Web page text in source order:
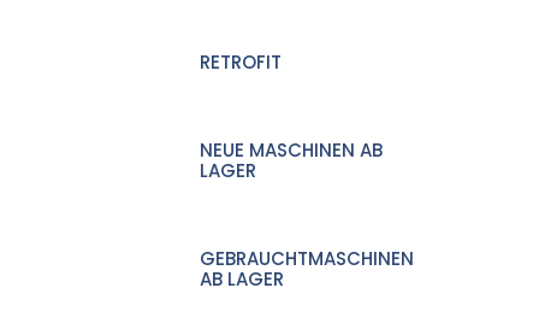
RETROFIT
NEUE MASCHINEN AB
LAGER
GEBRAUCHTMASCHINEN
AB LAGER